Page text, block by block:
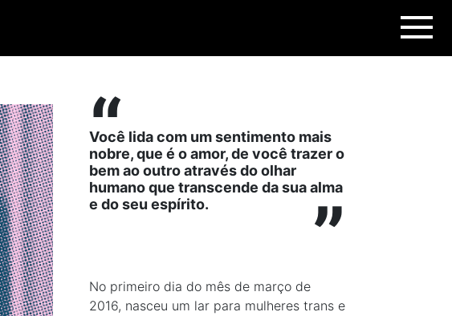
“
Você lida com um sentimento mais
nobre, que é o amor, de você trazer o
bem ao outro através do olhar
humano que transcende da sua alma
e do seu espírito.
”
No primeiro dia do mês de março de
2016, nasceu um lar para mulheres trans e